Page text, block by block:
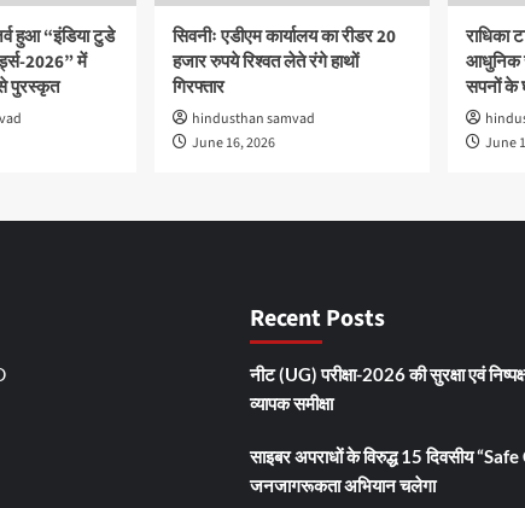
हुआ “इंडिया टुडे
2026” में
पुरस्कृत
सिवनीः एडीएम कार्यालय का रीडर 20
हजार रुपये रिश्वत लेते रंगे हाथों
गिरफ्तार
hindusthan samvad
June 16, 2026
राधिका
आधुनिक
सपनों के
June
Recent Posts
नीट (UG) परीक्षा-2026 की सुरक्षा एवं
व्यापक समीक्षा
साइबर अपराधों के विरुद्ध 15 दिवसीय
जनजागरूकता अभियान चलेगा